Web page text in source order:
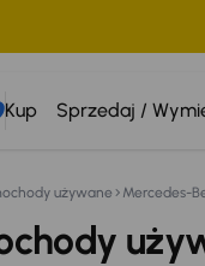
Kup Sprzedaj /
używane Mercedes-